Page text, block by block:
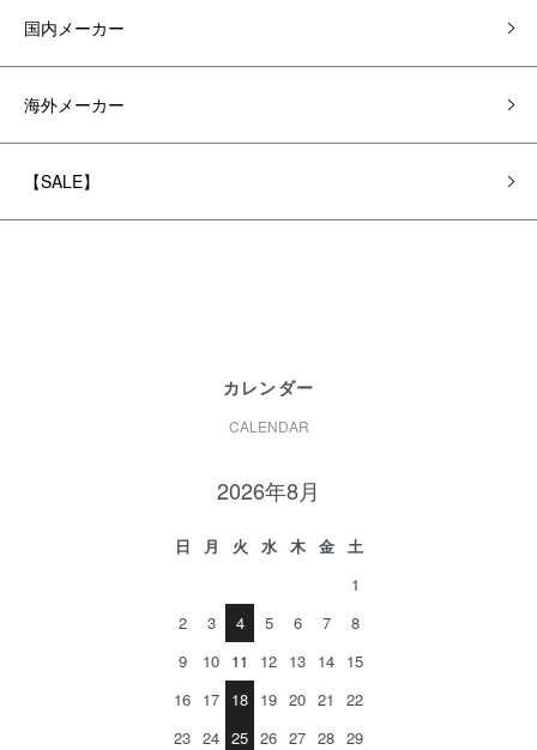
国内メーカー
海外メーカー
【SALE】
カレンダー
CALENDAR
2026年8月
日 月 火 水 木 金
土
1
2
3 4 5 6 7
8
9
10 11 12 13 14 15
16 17 18 19 20 21
22
23 24 25 26 27 28 29